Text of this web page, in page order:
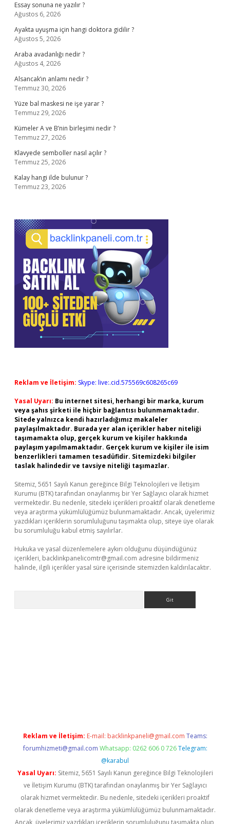
Essay sonuna ne yazılır ?
Ağustos 6, 2026
Ayakta uyuşma için hangi doktora gidilir ?
Ağustos 5, 2026
Araba avadanlığı nedir ?
Ağustos 4, 2026
Alsancak’ın anlamı nedir ?
Temmuz 30, 2026
Yüze bal maskesi ne işe yarar ?
Temmuz 29, 2026
Kümeler A ve B’nin birleşimi nedir ?
Temmuz 27, 2026
Klavyede semboller nasıl açılır ?
Temmuz 25, 2026
Kalay hangi ilde bulunur ?
Temmuz 23, 2026
Reklam ve İletişim: Skype: live:.cid.575569c608265c69
Yasal Uyarı: Bu internet sitesi, herhangi bir marka, kurum
veya şahıs şirketi ile hiçbir bağlantısı bulunmamaktadır.
Sitede yalnızca kendi hazırladığımız makaleler
paylaşılmaktadır. Burada yer alan içerikler haber niteliği
taşımamakta olup, gerçek kurum ve kişiler hakkında
paylaşım yapılmamaktadır. Gerçek kurum ve kişiler ile isim
benzerlikleri tamamen tesadüfidir. Sitemizdeki bilgiler
taslak halindedir ve tavsiye niteliği taşımazlar.
Sitemiz, 5651 Sayılı Kanun gereğince Bilgi Teknolojileri ve İletişim
Kurumu (BTK) tarafından onaylanmış bir Yer Sağlayıcı olarak hizmet
vermektedir. Bu nedenle, sitedeki içerikleri proaktif olarak denetleme
veya araştırma yükümlülüğümüz bulunmamaktadır. Ancak, üyelerimiz
yazdıkları içeriklerin sorumluluğunu taşımakta olup, siteye üye olarak
bu sorumluluğu kabul etmiş sayılırlar.
Hukuka ve yasal düzenlemelere aykırı olduğunu düşündüğünüz
içerikleri, backlinkpanelicomtr@gmail.com adresine bildirmeniz
halinde, ilgili içerikler yasal süre içerisinde sitemizden kaldırılacaktır.
Reklam ve İletişim: E-mail: backlinkpaneli@gmail.com Teams:
forumhizmeti@gmail.com Whatsapp: 0262 606 0 726 Telegram:
@karabul
Yasal Uyarı: Sitemiz, 5651 Sayılı Kanun gereğince Bilgi Teknolojileri
ve İletişim Kurumu (BTK) tarafından onaylanmış bir Yer Sağlayıcı
olarak hizmet vermektedir. Bu nedenle, sitedeki içerikleri proaktif
olarak denetleme veya araştırma yükümlülüğümüz bulunmamaktadır.
Ancak, üyelerimiz yazdıkları içeriklerin sorumluluğunu taşımakta olup,